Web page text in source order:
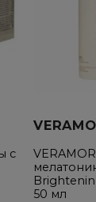
с
50 мл